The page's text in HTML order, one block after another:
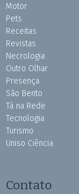
Motor
Pets
Receitas
Revistas
Necrologia
Outro Olhar
Presença
São Bento
Tá na Rede
Tecnologia
Turismo
Uniso Ciência
Contato